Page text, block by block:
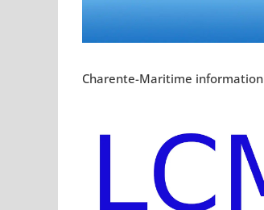
Charente-Maritime information